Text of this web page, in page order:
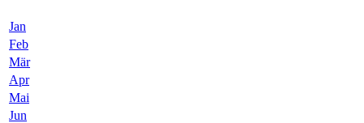
Jan
Feb
Mär
Apr
Mai
Jun